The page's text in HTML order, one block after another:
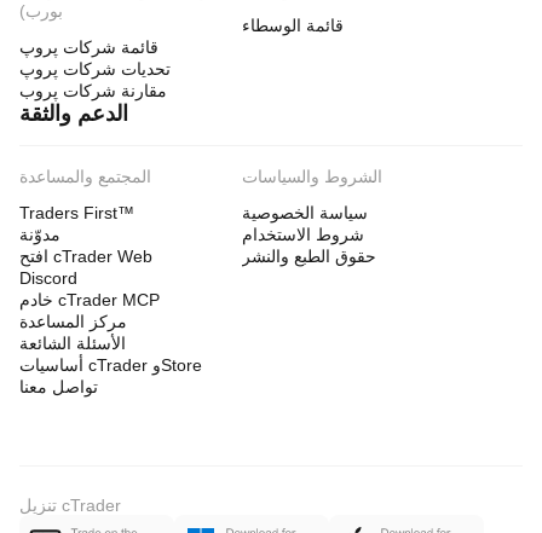
بورب)
قائمة شركات پروپ
تحديات شركات پروپ
مقارنة شركات پروب
قائمة الوسطاء
الدعم والثقة
المجتمع والمساعدة
Traders First™
مدوّنة
افتح cTrader Web
Discord
خادم cTrader MCP
مركز المساعدة
الأسئلة الشائعة
أساسيات cTrader وStore
تواصل معنا
الشروط والسياسات
سياسة الخصوصية
شروط الاستخدام
حقوق الطبع والنشر
تنزيل cTrader